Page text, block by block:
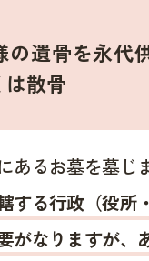
の遺骨を永代
散骨
あるお墓を墓じ
する行政（役所
がなりますが、